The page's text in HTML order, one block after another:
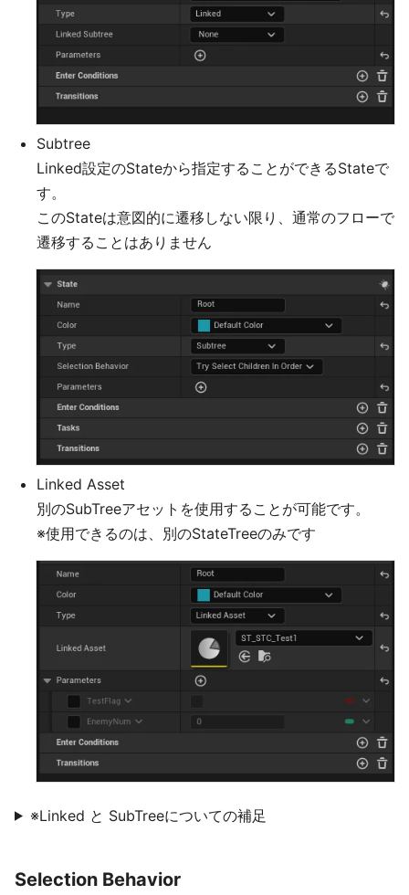
Subtree
Linked設定のStateから指定することができるStateで
す。
このStateは意図的に遷移しない限り、通常のフローで
遷移することはありません
Linked Asset
別のSubTreeアセットを使用することが可能です。
※使用できるのは、別のStateTreeのみです
※Linked と SubTreeについての補足
Selection Behavior